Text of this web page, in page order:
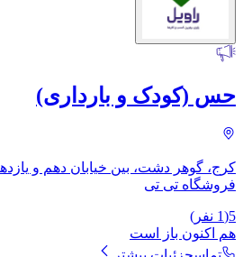
حس (کودک و بارداری)
کرج، گوهر دشت، بین خیابان دهم و
فروشگاه تی تی
5
(
1 نفر)
هم اکنون باز است